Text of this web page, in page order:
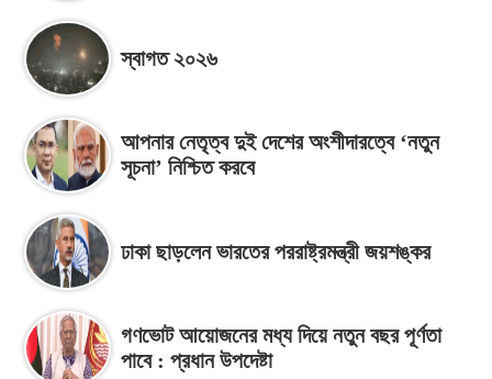
স্বাগত ২০২৬
আপনার নেতৃত্ব দুই দেশের অংশীদারত্বে ‘নতুন
সূচনা’ নিশ্চিত করবে
ঢাকা ছাড়লেন ভারতের পররাষ্ট্রমন্ত্রী জয়শঙ্কর
গণভোট আয়োজনের মধ্য দিয়ে নতুন বছর পূর্ণতা
পাবে : প্রধান উপদেষ্টা